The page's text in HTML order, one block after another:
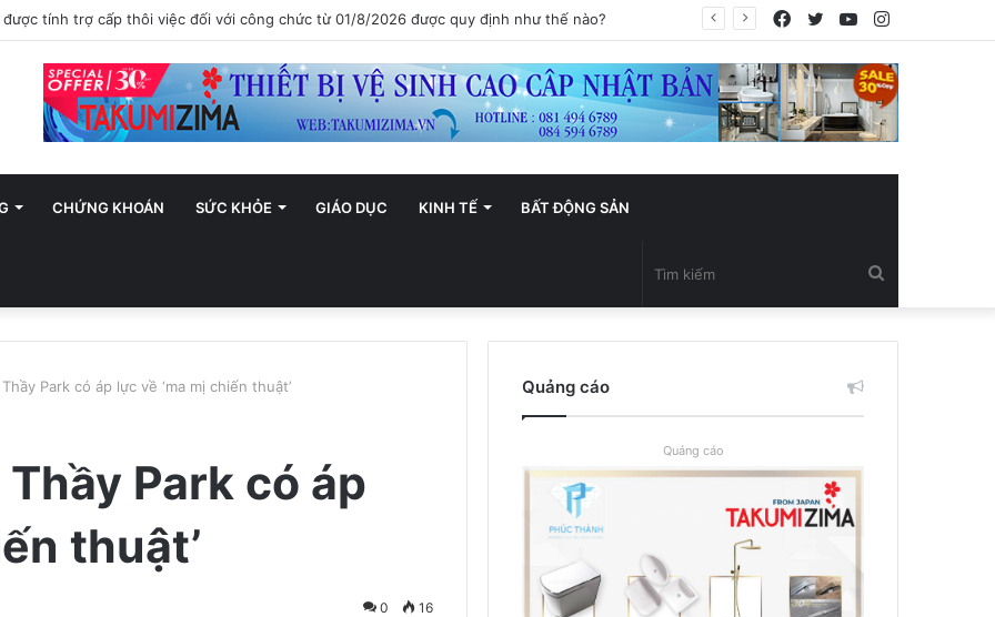
trở thành trung tâm văn hóa và sáng tạo hàng đầu khu vực YouTube
Twitter
Facebook
CHỨNG KHOÁN SỨC KHỎE GIÁO DỤC KINH TẾ BẤT ĐỘNG SẢN
kiếm
Park có áp lực về ‘ma mị chiến thuật’
Park có áp
thuật’
0 16
Quảng cáo
Quảng cáo